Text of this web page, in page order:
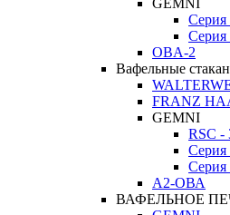
GEMNI
Серия
OBA-2
Вафельные
FRANZ
GEMNI
RSC -
А2-ОВА
ВАФЕЛЬНОЕ